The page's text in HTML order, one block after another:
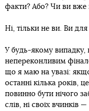
факти? Або? Чи ви вже
Ні, тільки не ви. Ви
У будь-якому випадку,
непереконливим
що я маю на увазі:
останні кілька років,
повинно бути нічого
слів, ні своїх вчинків